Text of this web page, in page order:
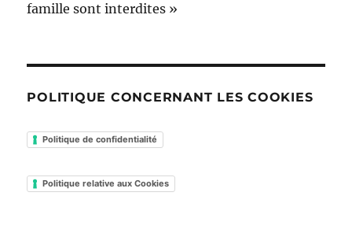
famille sont interdites »
POLITIQUE CONCERNANT LES COOKIES
Politique de confidentialité
Politique relative aux Cookies